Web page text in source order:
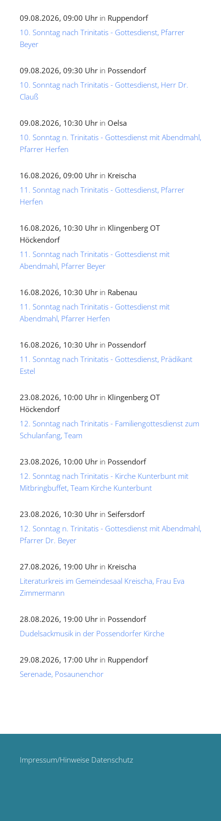
09.08.2026, 09:00 Uhr in Ruppendorf
10. Sonntag nach Trinitatis - Gottesdienst, Pfarrer
Beyer
09.08.2026, 09:30 Uhr in Possendorf
10. Sonntag nach Trinitatis - Gottesdienst, Herr Dr.
Clauß
09.08.2026, 10:30 Uhr in Oelsa
10. Sonntag n. Trinitatis - Gottesdienst mit Abendmahl,
Pfarrer Herfen
16.08.2026, 09:00 Uhr in Kreischa
11. Sonntag nach Trinitatis - Gottesdienst, Pfarrer
Herfen
16.08.2026, 10:30 Uhr in Klingenberg OT
Höckendorf
11. Sonntag nach Trinitatis - Gottesdienst mit
Abendmahl, Pfarrer Beyer
16.08.2026, 10:30 Uhr in Rabenau
11. Sonntag nach Trinitatis - Gottesdienst mit
Abendmahl, Pfarrer Herfen
16.08.2026, 10:30 Uhr in Possendorf
11. Sonntag nach Trinitatis - Gottesdienst, Prädikant
Estel
23.08.2026, 10:00 Uhr in Klingenberg OT
Höckendorf
12. Sonntag nach Trinitatis - Familiengottesdienst zum
Schulanfang, Team
23.08.2026, 10:00 Uhr in Possendorf
12. Sonntag nach Trinitatis - Kirche Kunterbunt mit
Mitbringbuffet, Team Kirche Kunterbunt
23.08.2026, 10:30 Uhr in Seifersdorf
12. Sonntag n. Trinitatis - Gottesdienst mit Abendmahl,
Pfarrer Dr. Beyer
27.08.2026, 19:00 Uhr in Kreischa
Literaturkreis im Gemeindesaal Kreischa, Frau Eva
Zimmermann
28.08.2026, 19:00 Uhr in Possendorf
Dudelsackmusik in der Possendorfer Kirche
29.08.2026, 17:00 Uhr in Ruppendorf
Serenade, Posaunenchor
Impressum/Hinweise Datenschutz